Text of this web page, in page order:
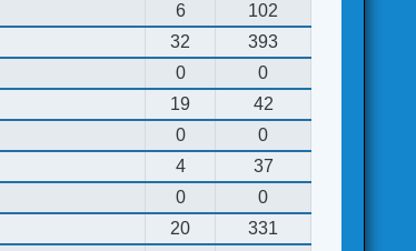
6
102
32
393
0
0
19
42
0
0
4
37
0
0
20
331